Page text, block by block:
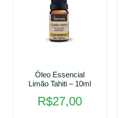
Óleo Essencial
Limão Tahiti – 10ml
R$27,00